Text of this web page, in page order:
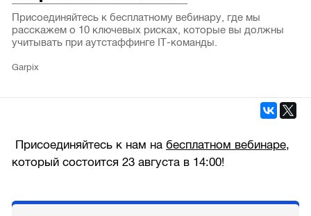
Присоединяйтесь к бесплатному вебинару, где мы
расскажем о 10 ключевых рисках, которые вы должны
учитывать при аутстаффинге IT-команды.
Garpix
Присоединяйтесь к нам набесплатном вебинаре,
который состоится 23 августа в 14:00!